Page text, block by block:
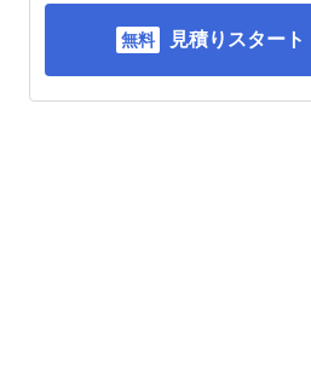
見積りスタート